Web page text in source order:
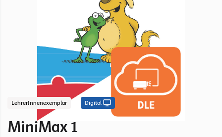
LehrerInnenexemplar Digital
MiniMax 1